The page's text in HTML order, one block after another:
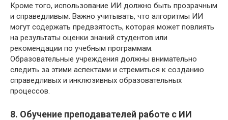
Кроме того, использование ИИ должно быть прозрачным
и справедливым. Важно учитывать, что алгоритмы ИИ
могут содержать предвзятость, которая может повлиять
на результаты оценки знаний студентов или
рекомендации по учебным программам.
Образовательные учреждения должны внимательно
следить за этими аспектами и стремиться к созданию
справедливых и инклюзивных образовательных
процессов.
8. Обучение преподавателей работе с ИИ